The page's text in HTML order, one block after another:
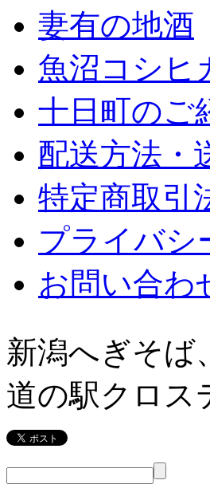
妻有の地酒
魚沼コシヒ
十日町のご
配送方法・
特定商取引
プライバシ
お問い合わ
新潟へぎそば
道の駅クロス